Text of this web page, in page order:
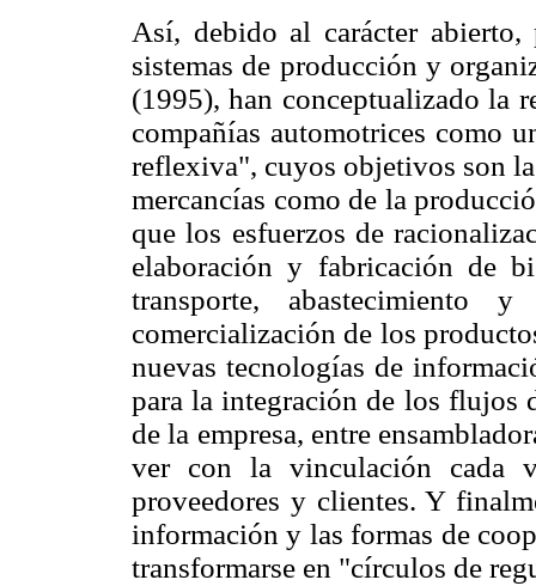
Así, debido al carácter
sistemas de producción y
(1995), han conceptualizado la
compañías automotrices como
reflexiva", cuyos objetivos son
mercancías como de la
que los esfuerzos de
elaboración y fabricación de
transporte, abastecimiento
comercialización de los
nuevas tecnologías de
para la integración de los flujos
de la empresa, entre
ver con la vinculación cada
proveedores y clientes. Y
información y las formas de
transformarse en "círculos de